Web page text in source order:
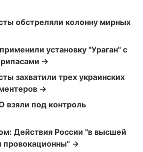
обстреляли колонну мирных
установку "Ураган" с
→
захватили трех украинских
→
взяли под контроль
Действия России "в высшей
провокационны" →